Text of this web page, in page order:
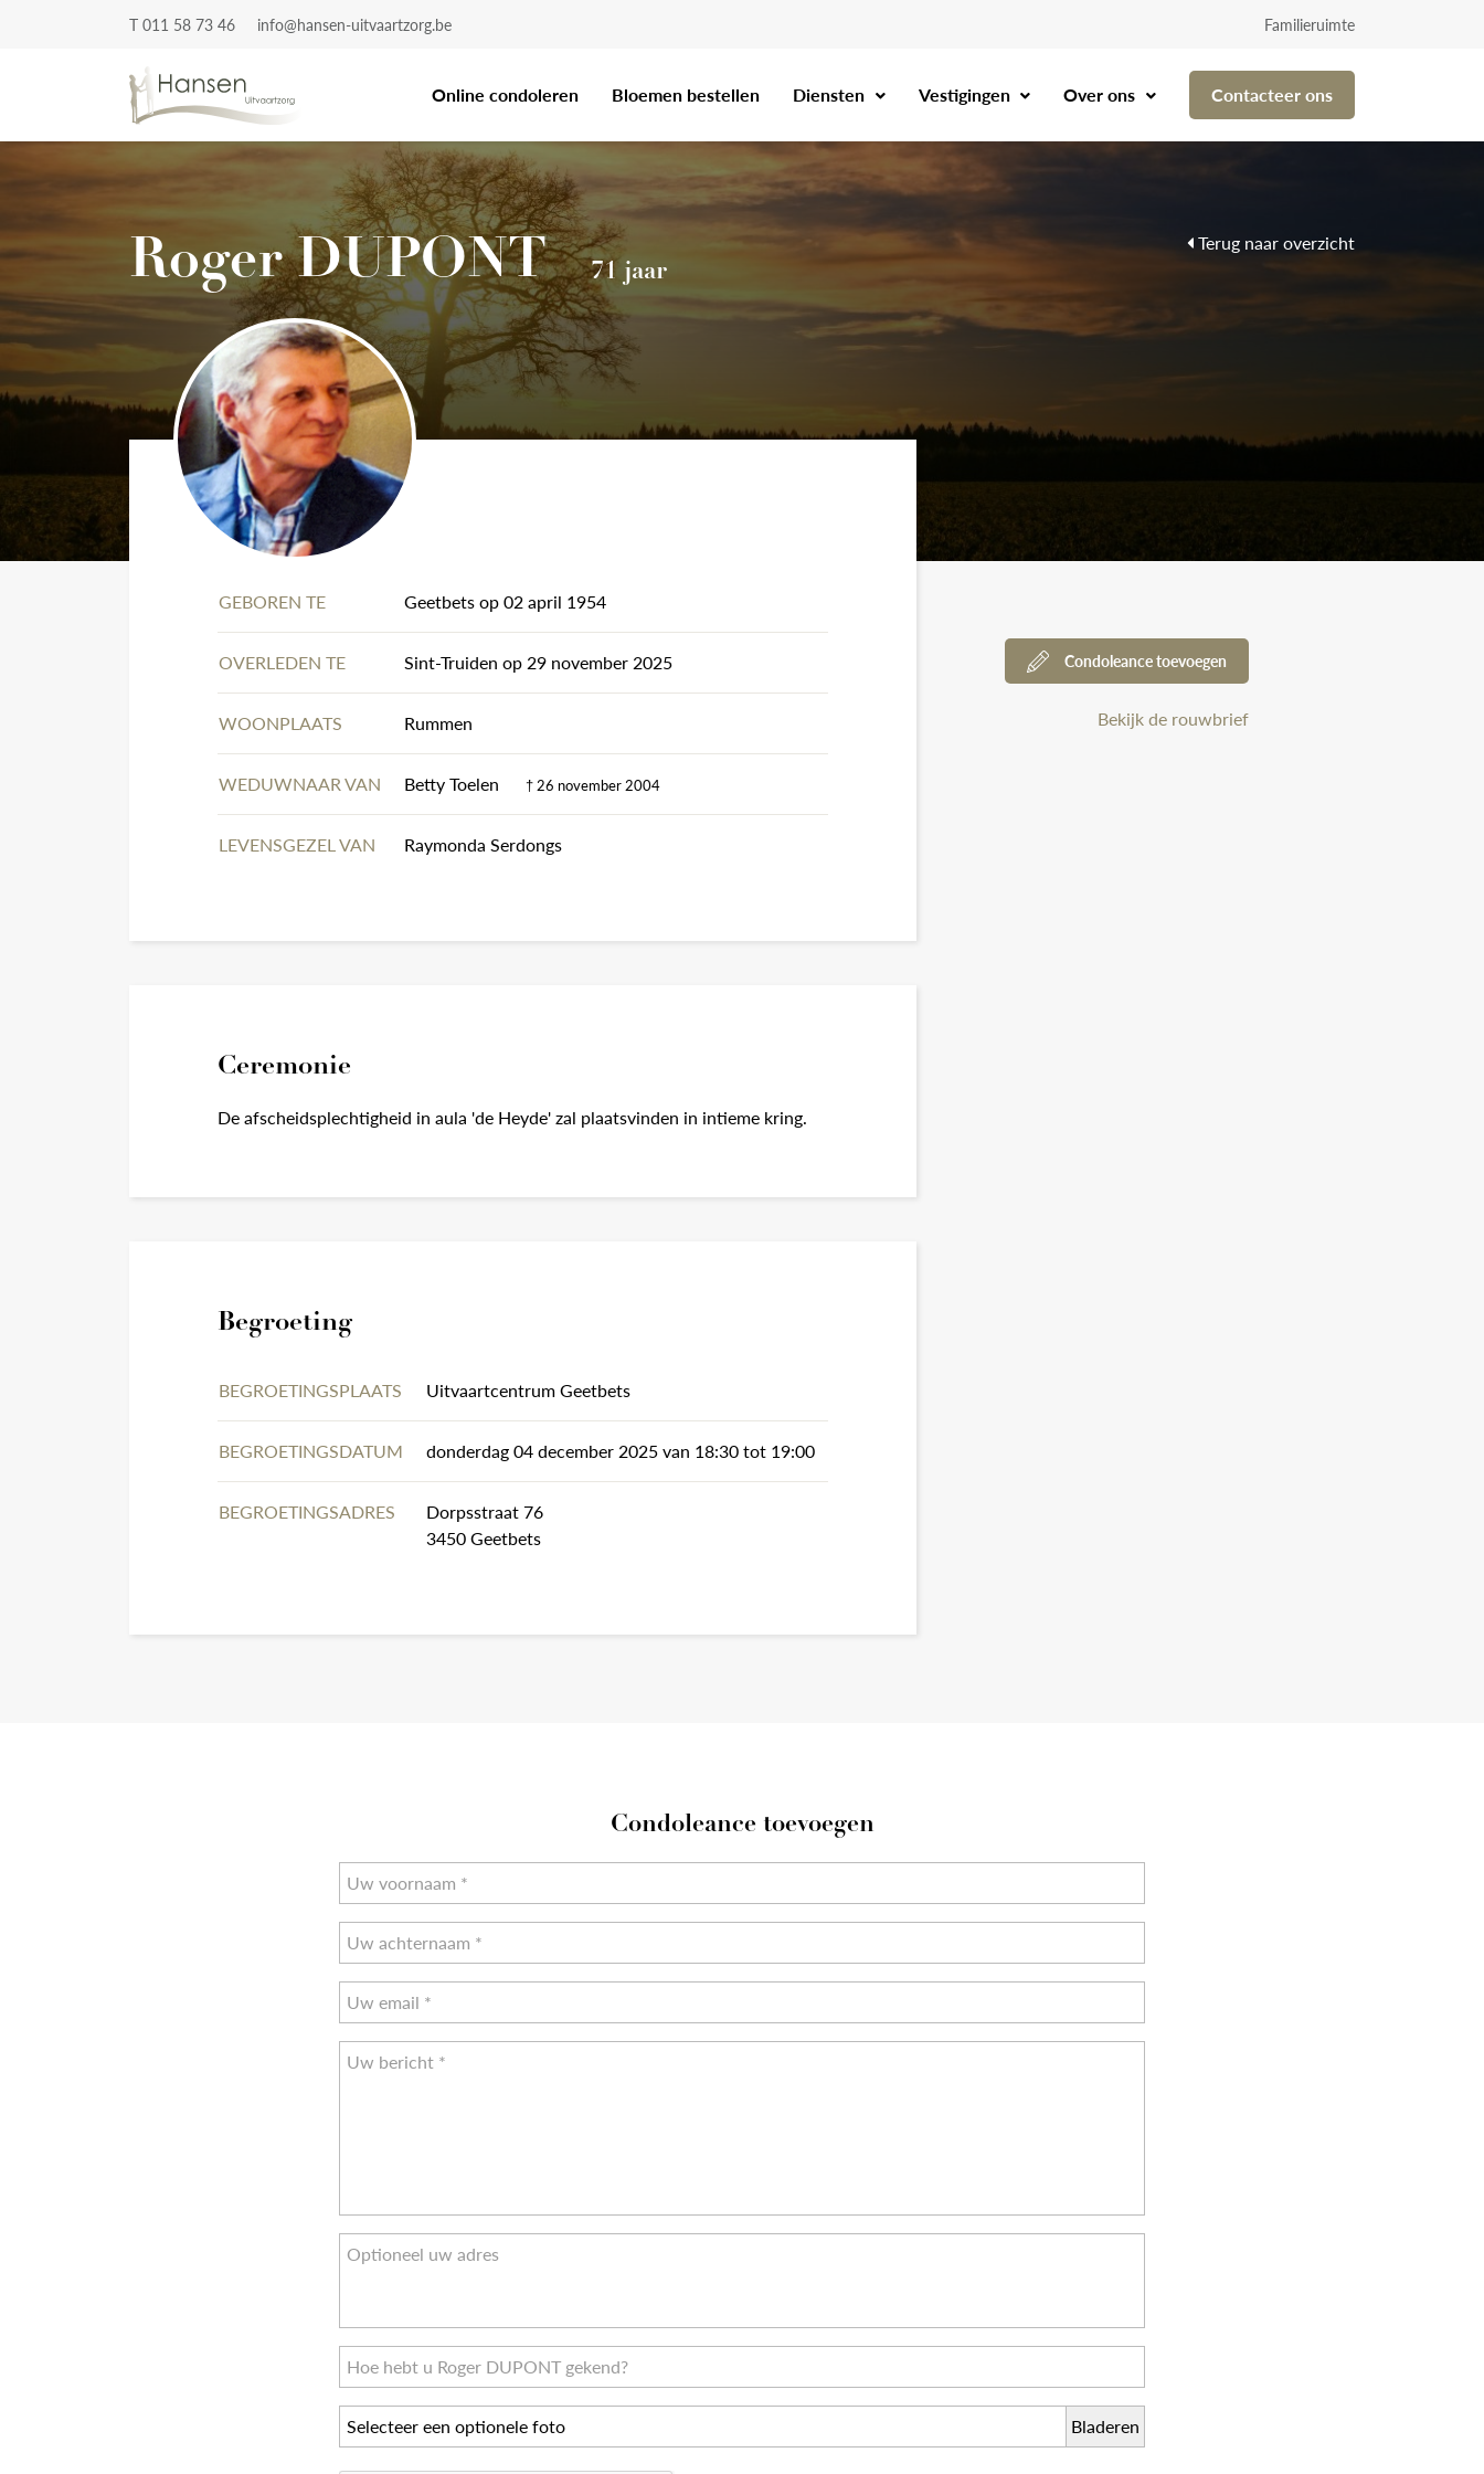
T 011 58 73 46 info@hansen-uitvaartzorg.be Familieruimte
Online condoleren Bloemen bestellen Diensten Vestigingen Over ons Contacteer ons
Roger DUPONT 71 jaar
Terug naar overzicht
GEBOREN TE Geetbets op 02 april 1954
OVERLEDEN TE Sint-Truiden op 29 november 2025
WOONPLAATS Rummen
WEDUWNAAR VAN Betty Toelen † 26 november 2004
LEVENSGEZEL VAN Raymonda Serdongs
Ceremonie
De afscheidsplechtigheid in aula 'de Heyde' zal plaatsvinden in intieme kring.
Begroeting
BEGROETINGSPLAATS Uitvaartcentrum Geetbets
BEGROETINGSDATUM donderdag 04 december 2025 van 18:30 tot 19:00
BEGROETINGSADRES
Dorpsstraat 76
3450 Geetbets
Condoleance toevoegen
Bekijk de rouwbrief
Condoleance toevoegen
Selecteer een optionele foto